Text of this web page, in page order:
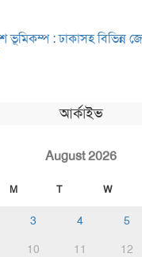
ভূমিকম্প : ঢাকাসহ বিভিন্ন
আর্কাইভ
August 2026
M T W
3 4 5
10 11 12